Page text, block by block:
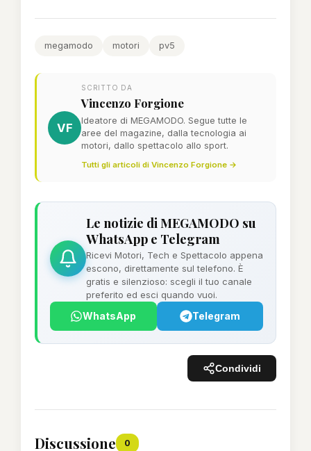
megamodo motori pv5
VF
SCRITTO DA
Vincenzo Forgione
Ideatore di MEGAMODO. Segue tutte le
aree del magazine, dalla tecnologia ai
motori, dallo spettacolo allo sport.
Tutti gli articoli di Vincenzo Forgione →
Le notizie di MEGAMODO su
WhatsApp e Telegram
Ricevi Motori, Tech e Spettacolo appena
escono, direttamente sul telefono. È
gratis e silenzioso: scegli il tuo canale
preferito ed esci quando vuoi.
WhatsApp Telegram
Condividi
Discussione 0